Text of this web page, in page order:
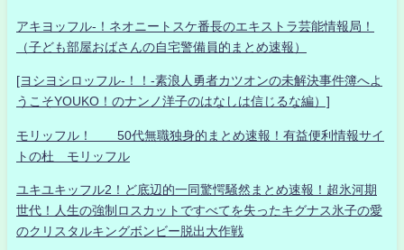
アキヨッフル-！ネオニートスケ番長のエキストラ芸能情報局！
（子ども部屋おばさんの自宅警備員的まとめ速報）
[ヨシヨシロッフル-！！-素浪人勇者カツオンの未解決事件簿へよ
うこそYOUKO！のナンノ洋子のはなしは信じるな編）]
モリッフル！ 50代無職独身的まとめ速報！有益便利情報サイ
トの杜 モリッフル
ユキユキッフル2！ど底辺的一同驚愕騒然まとめ速報！超氷河期
世代！人生の強制ロスカットですべてを失ったキグナス氷子の愛
のクリスタルキングボンビー脱出大作戦